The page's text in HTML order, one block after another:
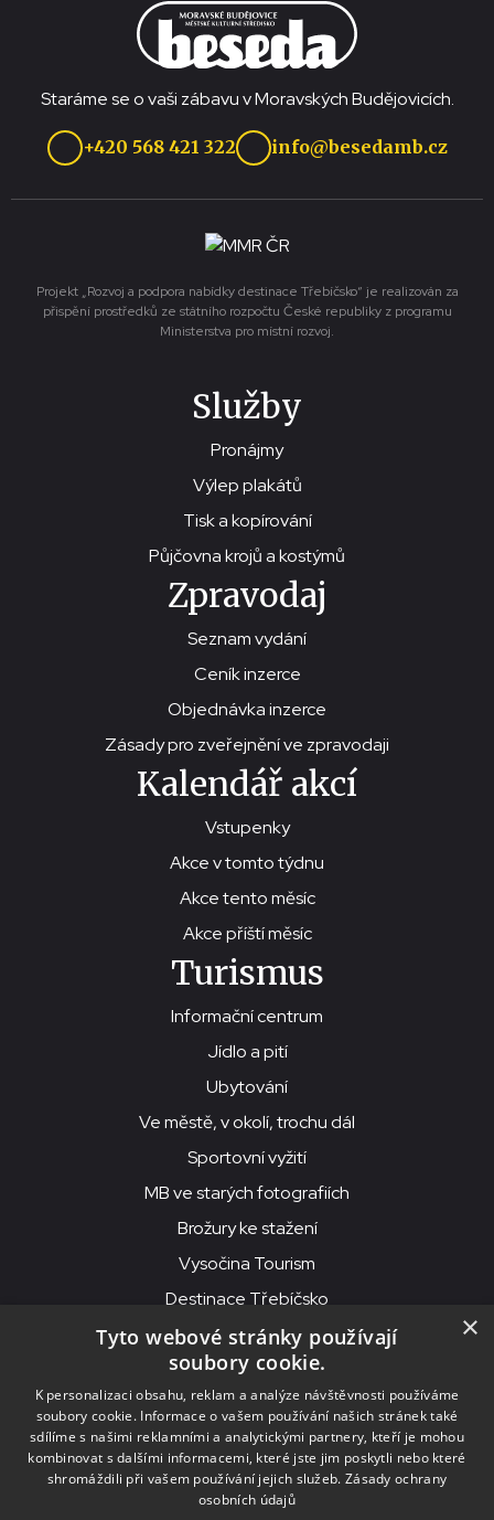
Staráme se o vaši zábavu v Moravských Budějovicích.
+420 568 421 322 info@besedamb.cz
Projekt „Rozvoj a podpora nabídky destinace Třebíčsko“ je realizován za
přispění prostředků ze státního rozpočtu České republiky z programu
Ministerstva pro místní rozvoj.
Služby
Pronájmy
Výlep plakátů
Tisk a kopírování
Půjčovna krojů a kostýmů
Zpravodaj
Seznam vydání
Ceník inzerce
Objednávka inzerce
Zásady pro zveřejnění ve zpravodaji
Kalendář akcí
Vstupenky
Akce v tomto týdnu
Akce tento měsíc
Akce příští měsíc
Turismus
Informační centrum
Jídlo a pití
Ubytování
Ve městě, v okolí, trochu dál
Sportovní vyžití
MB ve starých fotografiích
Brožury ke stažení
Vysočina Tourism
Destinace Třebíčsko
© 2026MKS Beseda Mor. Budějovice
MKS Beseda, příspěvková organizace, Purcnerova 62, 676 02
Moravské Budějovice
IČO: 00091758, DIČ: CZ00091758, ID datové schránky: chjn2kd
×
Tyto webové stránky používají
soubory cookie.
K personalizaci obsahu, reklam a analýze návštěvnosti používáme
soubory cookie. Informace o vašem používání našich stránek také
sdílíme s našimi reklamními a analytickými partnery, kteří je mohou
kombinovat s dalšími informacemi, které jste jim poskytli nebo které
shromáždili při vašem používání jejich služeb. Zásady ochrany
osobních údajů